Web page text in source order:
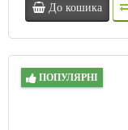
До кошика
ПОПУЛЯРНІ